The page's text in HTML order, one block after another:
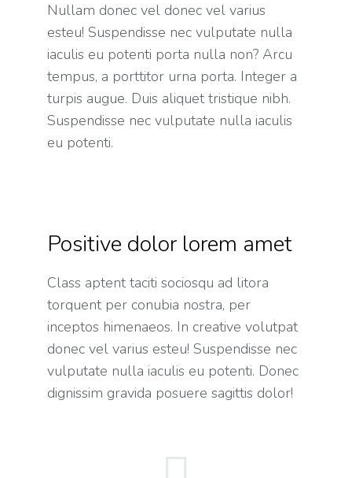
Nullam donec vel donec vel varius
esteu! Suspendisse nec vulputate nulla
iaculis eu potenti porta nulla non? Arcu
tempus, a porttitor urna porta. Integer a
turpis augue. Duis aliquet tristique nibh.
Suspendisse nec vulputate nulla iaculis
eu potenti.
Positive dolor lorem amet
Class aptent taciti sociosqu ad litora
torquent per conubia nostra, per
inceptos himenaeos. In creative volutpat
donec vel varius esteu! Suspendisse nec
vulputate nulla iaculis eu potenti. Donec
dignissim gravida posuere sagittis dolor!